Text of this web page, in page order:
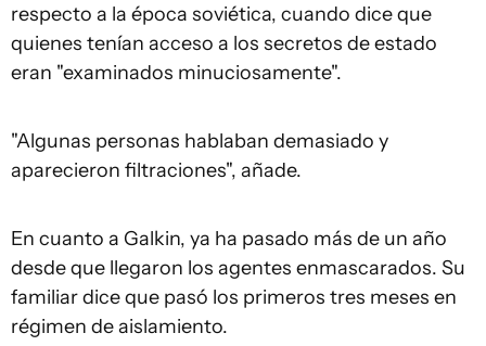
respecto a la época soviética, cuando dice que
quienes tenían acceso a los secretos de estado
eran "examinados minuciosamente".
"Algunas personas hablaban demasiado y
aparecieron filtraciones", añade.
En cuanto a Galkin, ya ha pasado más de un año
desde que llegaron los agentes enmascarados. Su
familiar dice que pasó los primeros tres meses en
régimen de aislamiento.